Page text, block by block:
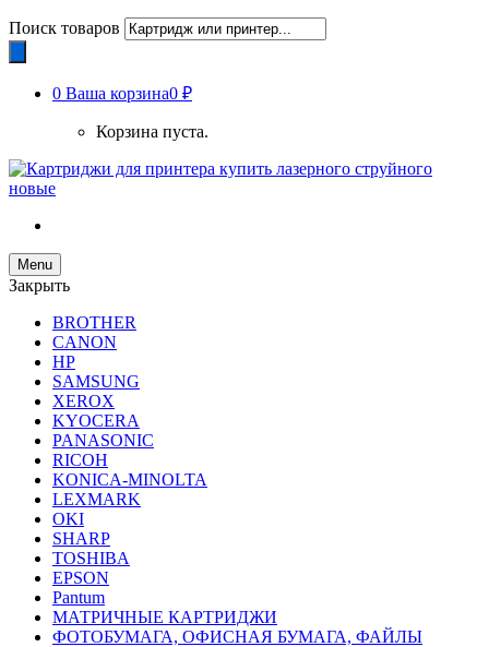
Поиск товаров
0 Ваша корзина0 ₽
Корзина пуста.
Menu
Закрыть
BROTHER
CANON
HP
SAMSUNG
XEROX
KYOCERA
PANASONIC
RICOH
KONICA-MINOLTA
LEXMARK
OKI
SHARP
TOSHIBA
EPSON
Pantum
МАТРИЧНЫЕ КАРТРИДЖИ
ФОТОБУМАГА, ОФИСНАЯ БУМАГА, ФАЙЛЫ